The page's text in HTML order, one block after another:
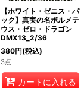
【ホワイト・ゼニス・パ
ック】真実の名ボルメテ
ウス・ゼロ・ドラゴン
DMX13_2/36
380円(税込)
3点
カートに入れる